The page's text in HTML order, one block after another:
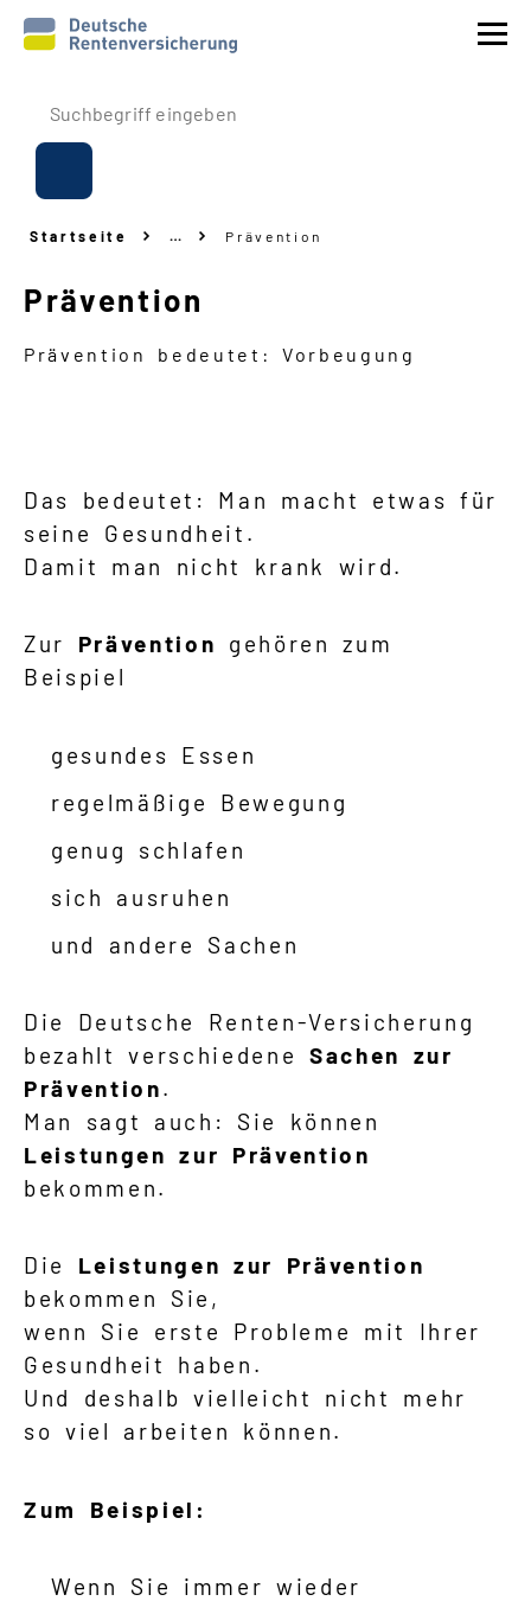
Prävention
Reha
Navigation
Leichte Sprache
Mein Kundenportal
Startseite … Prävention
Prävention
Prävention bedeutet: Vorbeugung
Das bedeutet: Man macht etwas für
seine Gesundheit.
Damit man nicht krank wird.
Zur Prävention
gehören zum
Beispiel
gesundes Essen
regelmäßige Bewegung
genug schlafen
sich ausruhen
und andere Sachen
Die Deutsche Renten-Versicherung
bezahlt verschiedeneSachen zur
Prävention.
Man sagt auch: Sie können
Leistungen zur Prävention
bekommen.
Die Leistungen zur Prävention
bekommen Sie,
wenn Sie erste Probleme mit Ihrer
Gesundheit haben.
Und deshalb vielleicht nicht mehr
so viel arbeiten können.
Zum Beispiel:
Wenn Sie immer wieder